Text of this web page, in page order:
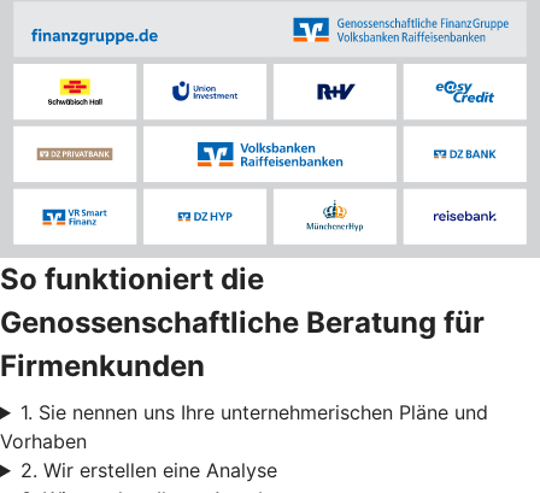
So funktioniert die
Genossenschaftliche Beratung für
Firmenkunden
1. Sie nennen uns Ihre unternehmerischen Pläne und
Vorhaben
2. Wir erstellen eine Analyse